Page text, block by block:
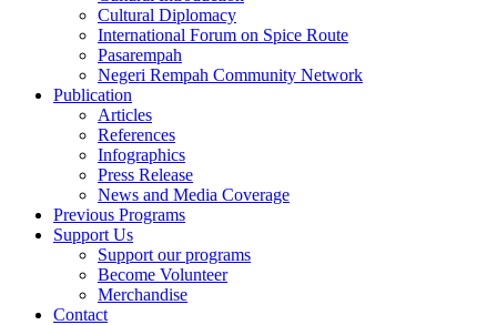
Cultural Diplomacy
International Forum on Spice Route
Pasarempah
Negeri Rempah Community Network
Publication
Articles
References
Infographics
Press Release
News and Media Coverage
Previous Programs
Support Us
Support our programs
Become Volunteer
Merchandise
Contact